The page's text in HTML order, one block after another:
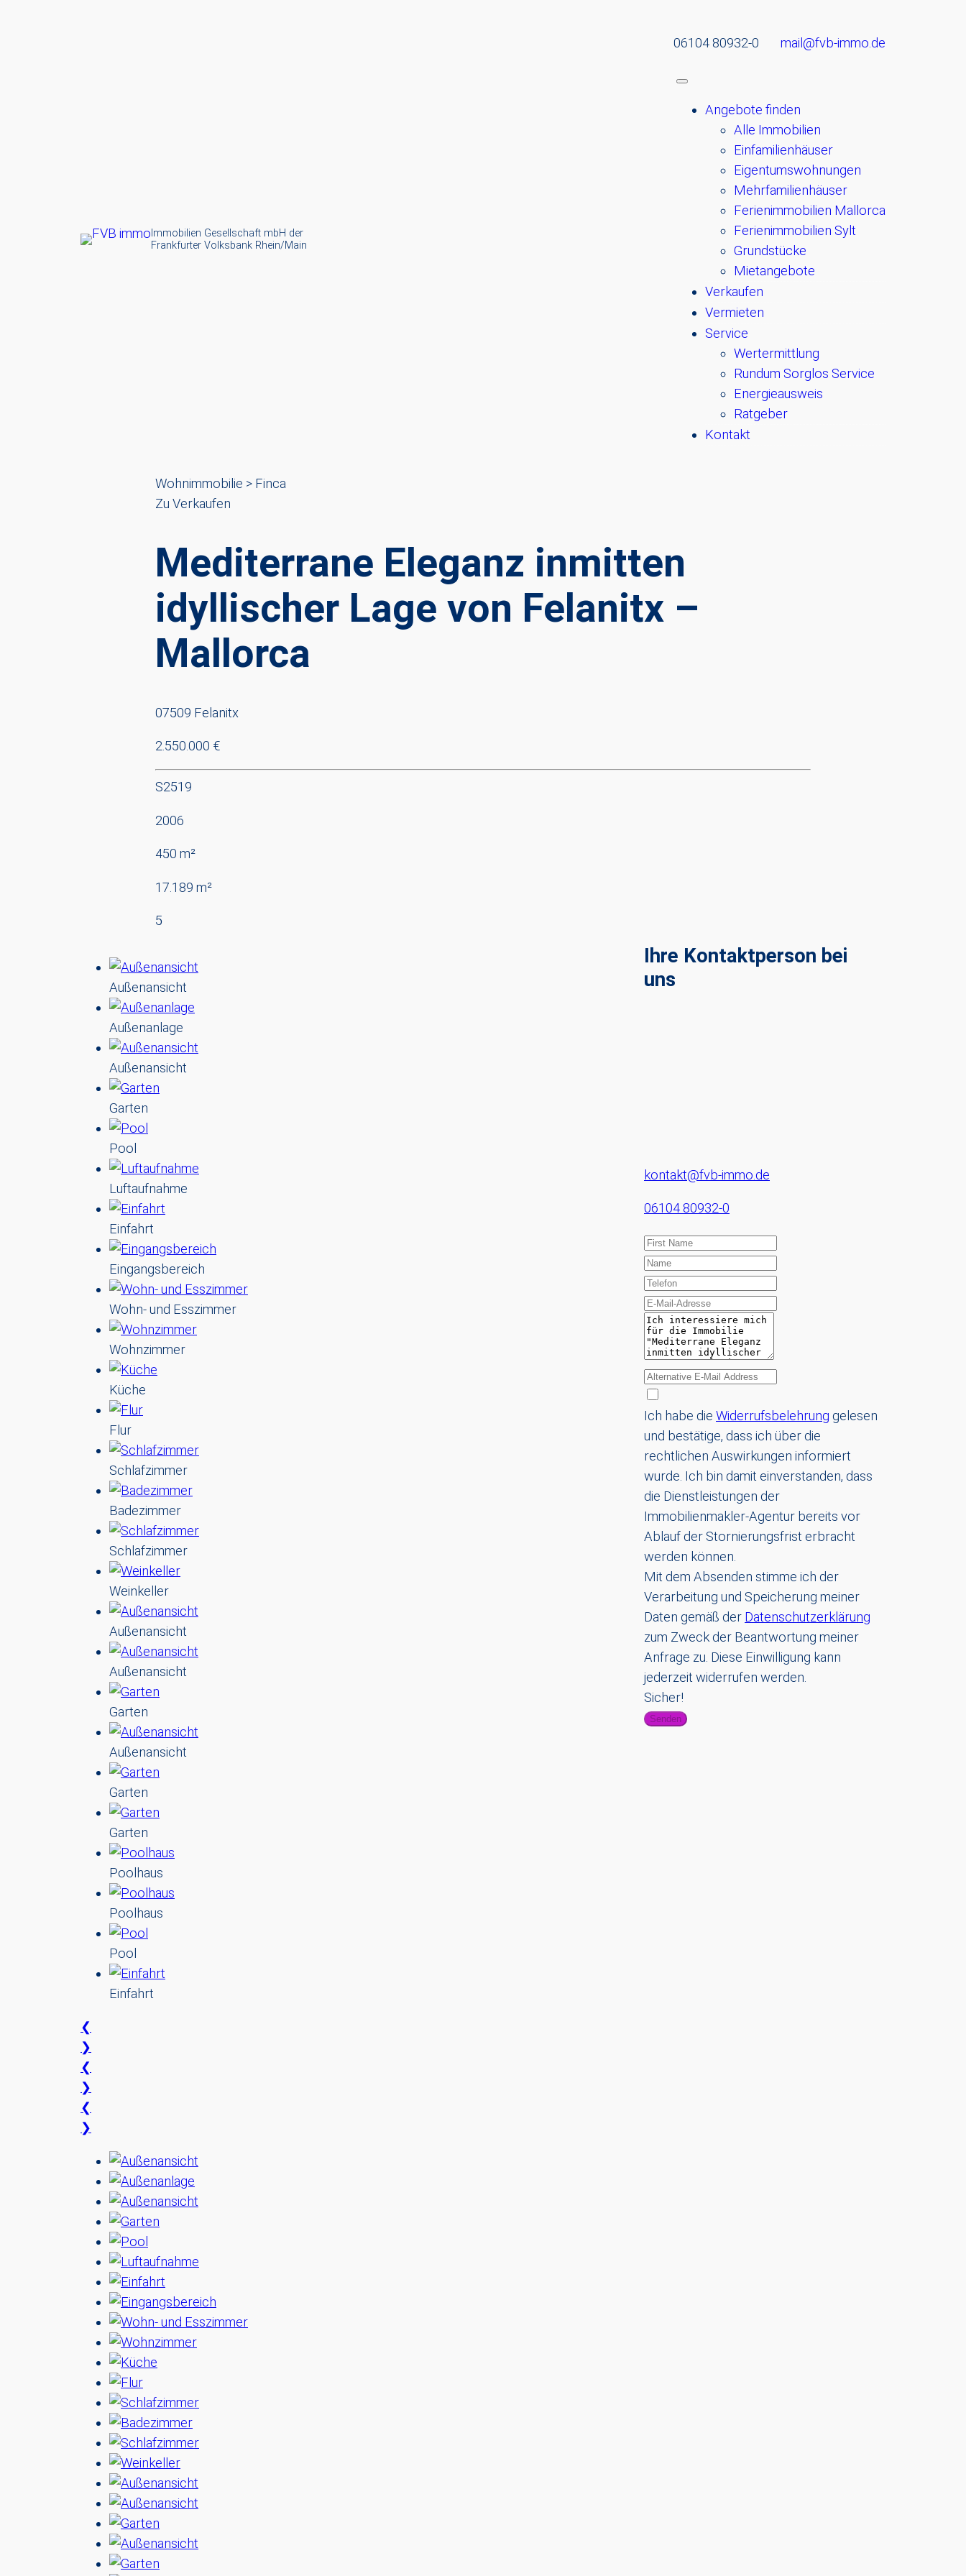
Immobilien Gesellschaft mbH der
Frankfurter Volksbank Rhein/Main
06104 80932-0 mail@fvb-immo.de
Angebote finden
Alle Immobilien
Einfamilienhäuser
Eigentumswohnungen
Mehrfamilienhäuser
Ferienimmobilien Mallorca
Ferienimmobilien Sylt
Grundstücke
Mietangebote
Verkaufen
Vermieten
Service
Wertermittlung
Rundum Sorglos Service
Energieausweis
Ratgeber
Kontakt
Wohnimmobilie > Finca
Zu Verkaufen
Mediterrane Eleganz inmitten
idyllischer Lage von Felanitx –
Mallorca
07509 Felanitx
2.550.000 €
S2519
2006
450 m²
17.189 m²
5
Außenansicht
Außenanlage
Außenansicht
Garten
Pool
Luftaufnahme
Einfahrt
Eingangsbereich
Wohn- und Esszimmer
Wohnzimmer
Küche
Flur
Schlafzimmer
Badezimmer
Schlafzimmer
Weinkeller
Außenansicht
Außenansicht
Garten
Außenansicht
Garten
Garten
Poolhaus
Poolhaus
Pool
Einfahrt
❮
❯
❮
❯
❮
❯
Ihre Kontaktperson bei
uns
kontakt@fvb-immo.de
06104 80932-0
Ich habe die Widerrufsbelehrung gelesen
und bestätige, dass ich über die
rechtlichen Auswirkungen informiert
wurde. Ich bin damit einverstanden, dass
die Dienstleistungen der
Immobilienmakler-Agentur bereits vor
Ablauf der Stornierungsfrist erbracht
werden können.
Mit dem Absenden stimme ich der
Verarbeitung und Speicherung meiner
Daten gemäß der Datenschutzerklärung
zum Zweck der Beantwortung meiner
Anfrage zu. Diese Einwilligung kann
jederzeit widerrufen werden.
Sicher!
Senden